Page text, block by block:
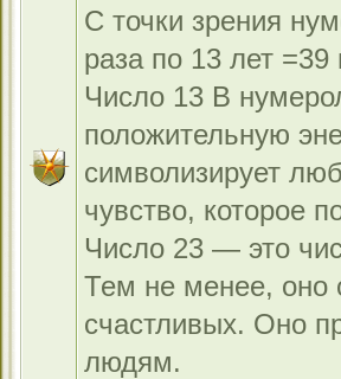
С точки зрения
раза по 13 лет
Число 13 В
положительную
символизирует
чувство, которое
Число 23 — это
Тем не менее, оно
счастливых. Оно
людям.